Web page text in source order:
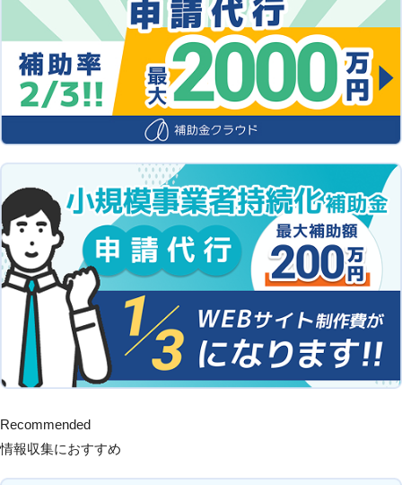
Recommended
情報収集におすすめ